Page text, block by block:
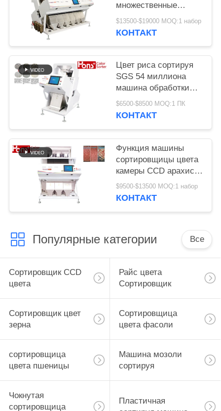
множественные
красят сортируя
машину
$13500-$19000 MOQ:1 набор
КОНТАКТ
Цвет риса сортируя
SGS 54 миллиона
машина обработки
разделителя пиксела
$6500-$8500 MOQ:1 ПК
КОНТАКТ
Функция машины
сортировщицы цвета
камеры CCD арахиса
3 парашютов
множественная
$9500-$13500 MOQ:1 набор
КОНТАКТ
Популярные категории Все
Сортировщик CCD
цвета
Райс цвета
Сортировщик
Сортировщик цвет
зерна
Сортировщица
цвета фасоли
сортировщица
цвета пшеницы
Машина мозоли
сортируя
Чокнутая
сортировщица
Пластичная